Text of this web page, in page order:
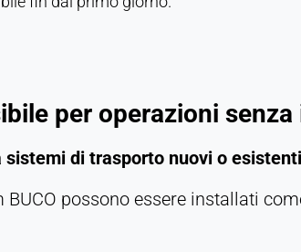
per operazioni
di trasporto nuovi o esistenti
BUCO possono essere installati